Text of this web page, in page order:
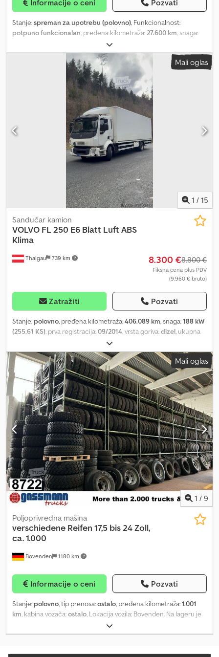
80%; ogibljenje: lisnato Zadnja osovina 1: dvostruke gume; blokada
unutrašnji desni profil: 80%; spoljašnji desni profil: 80%; ogibljenje:
vazdušno Zadnja osovina 2: podizna osovina; upravljiva; profil gume
levo: 80%; profil gume desno: 80%; ogibljenje: vazdušno Težine
Csdpfx Abowwtl Io Njha Prazna masa: 15.780 kg Nosivost: 16.220 kg
Dozvoljena ukupna masa: 32.000 kg Funkcionalno Kapacitet
dizanja: 5.700 kg Visina dizanja: 1.700 cm Kran: Hiab X - Hipro 232ES
- 5, godina proizvodnje 2020, iza kabine Marka nadogradnje:
SCHRAML Salzburg Stanje Tehničko stanje: veoma dobro
Vizuelno stanje: veoma dobro Dodatne informacije Za više
informacija obratite se Gerrit Haverhoek-u ili Piet Haverhoek-u.
Informacije o ceni Pozvati
Stanje:spreman za upotrebu (polovno), Funkcionalnost:
potpuno funkcionalan, pređena kilometraža:27.600 km, snaga:
, prva registracija:
dizel, ukupna težina:32.000 kg, konfiguracija osovina:8x8,
sledeća inspekcija (TÜV):03/2027 , gorivo: crvena , tip
, emisioni razred: Euro 3
, ukupna širina: 3.000 mm, ukupna visina:
Godina proizvodnje:2008 , radni sati: 600 h, Oprema:
parkiranje, klima uređaj, vučna spojnica prikolice
vatrogasno vozilo spremno za upotrebu – TÜV do 03-2027 Csdpfx
Absx Rdyvo Neha PANTHER Rosenbauer na MAN šasiji i motoru sa
1000 KS i Allison 6-stepenim potpuno automatskim menjačem sa
konvertorom obrtnog momenta Odličan stanje – Rosenbauer
Mali oglas
1 / 15
Thalgau 739 km
Sandučar kamion
VOLVO FL 250 E6 Blatt Luft ABS
Klima
8.300 €8.800 €
Fiksna cena plus PDV
(9.960 € bruto)
Zatražiti Pozvati
Stanje: polovno, pređena kilometraža:406.089 km, snaga:188 kW
(255,61 KS), prva registracija:09/2014, vrsta goriva:dizel, ukupna
, konfiguracija osovina:
inspekcija (TÜV):09/2024, boja:bela, tip prenosa:automatski,
emisioni razred:Euro 6, dužina tovarnog prostora:7.400 mm , širina
utovarnog prostora:2.480 mm, visina tovarnog prostora:2.450
mm, Godina proizvodnje:2014, Oprema:ABS, grejač za
parkiranje, hidraulični zadnji podizač, klima uređaj, * Utovarna
rampa * Vazdušno ogibljenje Regulisanje brzine: Tempomat Klima
uređaj: Klima Hidraulični sistem: Nema Cjdpfsyd S R Ijx Ab Nsha
Bezbednost: ABS MOTOR RADI
Mali oglas
1 / 9
Bovenden 1.180 km
Poljoprivredna mašina
verschiedene Reifen 17,5 bis 24 Zoll,
ca. 1.000
Informacije o ceni Pozvati
Stanje: polovno, tip prenosa:ostalo, pređena kilometraža:1.001
km, kabina vozača:ostalo, Lokacija vozila: Bovenden. Na lageru je
dostupno oko 1.000 novih ili polovnih guma iz zaliha u različitim
dimenzijama od 17,5 do 24 inča! Cene po komadu se kreću od